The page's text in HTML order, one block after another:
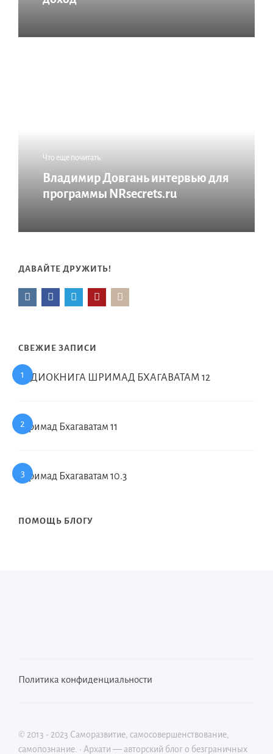
Что еще почитать:
Владимир Довгань интервью для
программы NRsecrets.ru
ДАВАЙТЕ ДРУЖИТЬ!
СВЕЖИЕ ЗАПИСИ
АУДИОКНИГА ШРИМАД БХАГАВАТАМ 12
Шримад Бхагаватам 11
Шримад Бхагаватам 10.3
ПОМОЩЬ БЛОГУ
Политика конфиденциальности
© 2013 - 2023 Саморазвитие, самосовершенствование,
самопознание. · Архати — авторский блог о безграничных